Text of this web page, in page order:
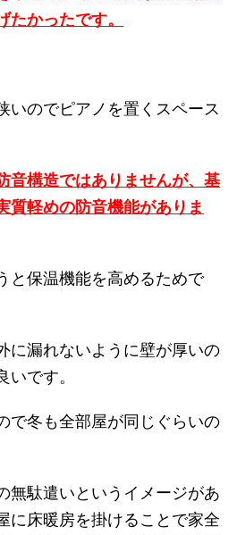
かったです。
いのでピアノを置くスペース
音構造ではありませんが、基
質軽めの防音機能がありま
と保温機能を高めるためで
に漏れないように壁が厚いの
です。
で冬も全部屋が同じぐらいの
無駄遣いというイメージがあ
に床暖房を掛けることで家全